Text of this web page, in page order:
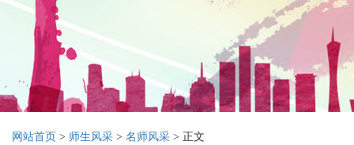
网站首页 > 师生风采 > 名师风采 > 正文